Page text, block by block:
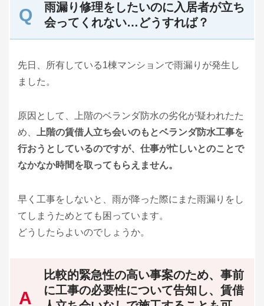
雨漏り修理をしたいのに入居者が立ち
会ってくれない…どうすれば？
先日、所有している1棟マンションで雨漏りが発生し
ました。
原因として、上階のベランダ防水の劣化が疑われたた
め、
上階の賃借人立ち会いのもとベランダ防水工事を
行おうとしているのですが、仕事が忙しいとのことで
なかなか時間を取ってもらえません。
早く工事をしないと、雨が降った際にまた雨漏りをし
てしまうためとても困っています。
どうしたらよいのでしょうか。
比較的緊急性の高い事案のため、事前
に工事の必要性について告知し、賃借